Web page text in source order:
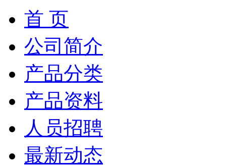
首 页
公司简介
产品分类
产品资料
人员招聘
最新动态